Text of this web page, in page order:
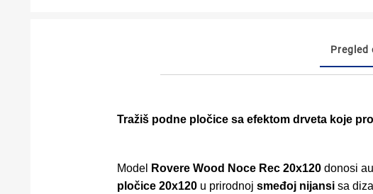
Pregled
Tražiš podne pločice sa efektom drveta koje
Model Rovere Wood Noce Rec 20x120donosi
pločice 20x120u prirodnoj smeđoj nijansisa